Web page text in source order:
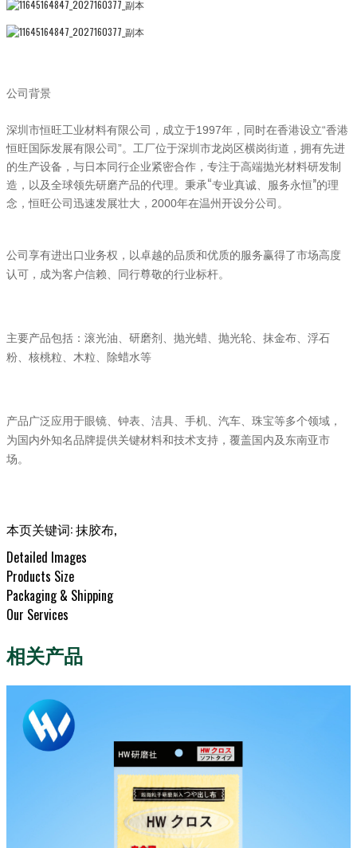
公司背景
深圳市恒旺工业材料有限公司，成立于1997年，同时在香港设立“香港
恒旺国际发展有限公司”。工厂位于深圳市龙岗区横岗街道，拥有先进
的生产设备， 与日本同行企业紧密合作， 专注于高端抛光材料研发制
造，以及全球领先研磨产品的代理。 秉承“专业真诚、服务永恒”的理
念，恒旺公司迅速发展壮大 ，2000年在温州开设分公司。
公司享有进出口业务权，以卓越的品质和优质的服务赢得了市场高度
认可，成为客户信赖、同行尊敬的行业标杆。
主要产品包括：滚光油、研磨剂、抛光蜡、抛光轮、抹金布、浮石
粉、核桃粒、木粒、除蜡水等
产品广泛应用于眼镜、钟表、洁具、手机、汽车、珠宝等多个领域，
为国内外知名品牌提供关键材料和技术支持，覆盖国内及东南亚市
场。
本页关键词:抹胶布,
Detailed Images
Products Size
Packaging & Shipping
Our Services
相关产品